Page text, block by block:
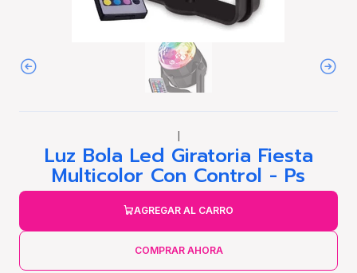
|
Luz Bola Led Giratoria Fiesta
Multicolor Con Control - Ps
AGREGAR AL CARRO
COMPRAR AHORA